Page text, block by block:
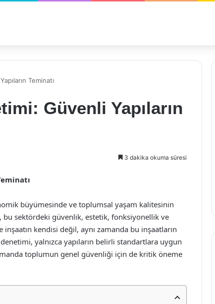
Teminatı
Güvenli Yapıların
3 dakika okuma süresi
büyümesinde ve toplumsal yaşam kalitesinin
bu sektördeki güvenlik, estetik, fonksiyonellik ve
kendisi değil, aynı zamanda bu inşaatların
yalnızca yapıların belirli standartlara uygun
toplumun genel güvenliği için de kritik öneme